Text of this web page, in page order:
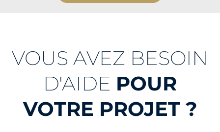
VOUS AVEZ BESOIN
D'AIDE POUR
VOTRE PROJET ?